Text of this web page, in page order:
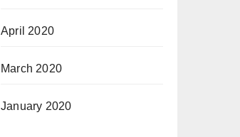
April 2020
March 2020
January 2020